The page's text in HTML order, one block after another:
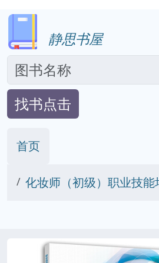
静思书屋
找书点击
首页
化妆师（初级）职业技